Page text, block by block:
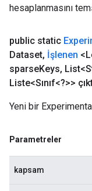
hesaplanmasını
public static
Dataset, İşlenen
sparseKeys,
Liste<Sınıf<?>>
Yeni bir
Parametreler
kapsam